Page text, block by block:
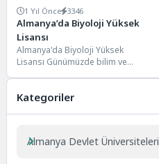
1 Yıl Önce 3346
Almanya’da Biyoloji Yüksek
Lisansı
Almanya'da Biyoloji Yüksek
Lisansı Günümüzde bilim ve
Kategoriler
Almanya Devlet Üniversiteleri